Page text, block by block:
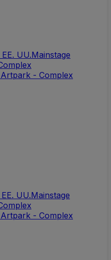
UU.Mainstage
- Complex
UU.Mainstage
- Complex